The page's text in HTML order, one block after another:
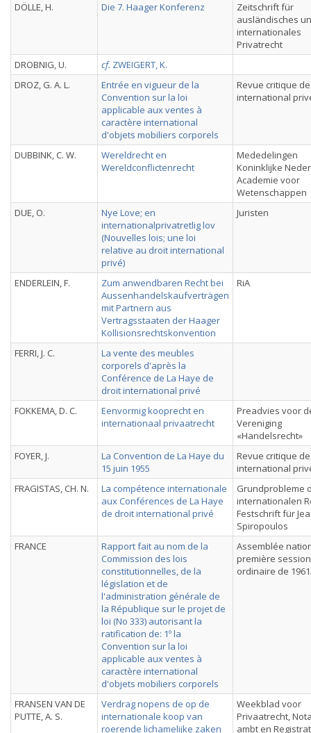
DÖLLE, H.
Die 7. Haager Konferenz
Zeitschrift für
ausländisches
internationales
Privatrecht
DROBNIG, U.
cf. ZWEIGERT, K.
DROZ, G. A. L.
Entrée en vigueur de la
Convention sur la loi
applicable aux ventes à
caractère international
d'objets mobiliers corporels
Revue critique
international
DUBBINK, C. W.
Wereldrecht en
Wereldconflictenrecht
Mededelingen
Koninklijke
Academie voor
Wetenschappen
DUE, O.
Nye Love; en
internationalprivatretlig lov
(Nouvelles lois; une loi
relative au droit international
privé)
Juristen
ENDERLEIN, F.
Zum anwendbaren Recht bei
Aussenhandelskaufverträgen
mit Partnern aus
Vertragsstaaten der Haager
Kollisionsrechtskonvention
RiA
FERRI, J. C.
La vente des meubles
corporels d'après la
Conférence de La Haye de
droit international privé
FOKKEMA, D. C.
Eenvormig kooprecht en
internationaal privaatrecht
Preadvies voor
Vereniging
«Handelsrecht»
FOYER, J.
La Convention de La Haye du
15 juin 1955
Revue critique
international
FRAGISTAS, CH. N.
La compétence internationale
aux Conférences de La Haye
de droit international privé
Grundprobleme
internationalen
Festschrift für
Spiropoulos
FRANCE
Rapport fait au nom de la
Commission des lois
constitutionnelles, de la
législation et de
l'administration générale de
la République sur le projet de
loi (No 333) autorisant la
ratification de: 1º la
Convention sur la loi
applicable aux ventes à
caractère international
d'objets mobiliers corporels
Assemblée
première session
ordinaire de
FRANSEN VAN DE
PUTTE, A. S.
Verdrag nopens de op de
internationale koop van
roerende lichamelijke zaken
Weekblad voor
Privaatrecht,
ambt en